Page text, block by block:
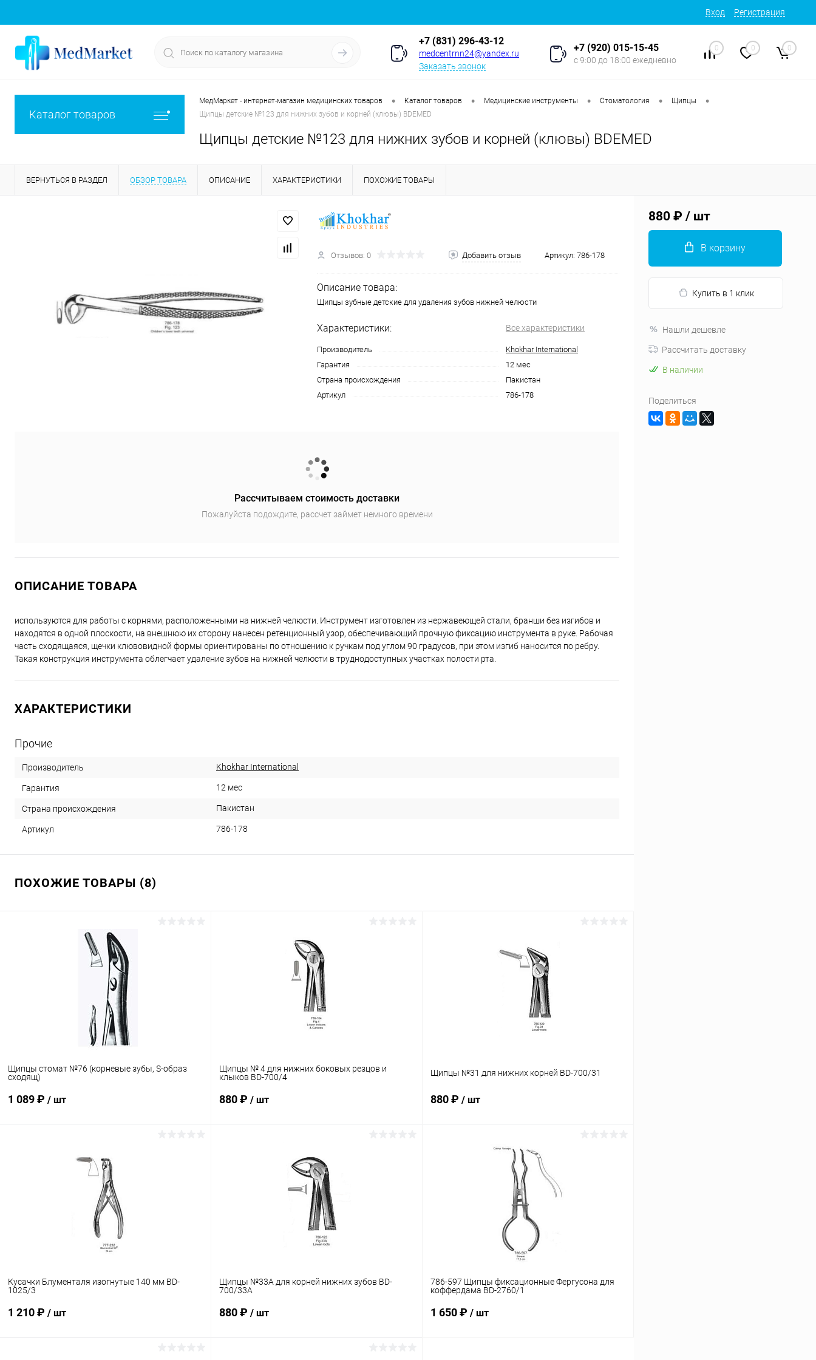
Вход Регистрация
+7 (831) 296-43-12
medcentrnn24@yandex.ru
Заказать звонок
+7 (920) 015-15-45
с 9:00 до 18:00 ежедневно
0 0 0
Каталог товаров
МедМаркет - интернет-магазин медицинских товаров • Каталог товаров • Медицинские инструменты • Стоматология • Щипцы •
Щипцы детские №123 для нижних зубов и корней (клювы) BDEMED
Щипцы детские №123 для нижних зубов и корней (клювы) BDEMED
ВЕРНУТЬСЯ В РАЗДЕЛ ОБЗОР ТОВАРА ОПИСАНИЕ ХАРАКТЕРИСТИКИ ПОХОЖИЕ ТОВАРЫ
Отзывов: 0 Добавить отзыв Артикул: 786-178
Описание товара:
Щипцы зубные детские для удаления зубов нижней челюсти
Характеристики: Все характеристики
Производитель
Khokhar International
Гарантия
12 мес
Страна происхождения
Пакистан
Артикул
786-178
Рассчитываем стоимость доставки
Пожалуйста подождите, рассчет займет немного времени
ОПИСАНИЕ ТОВАРА
используются для работы с корнями, расположенными на нижней челюсти. Инструмент изготовлен из нержавеющей стали, бранши без изгибов и
находятся в одной плоскости, на внешнюю их сторону нанесен ретенционный узор, обеспечивающий прочную фиксацию инструмента в руке. Рабочая
часть сходящаяся, щечки клювовидной формы ориентированы по отношению к ручкам под углом 90 градусов, при этом изгиб наносится по ребру.
Такая конструкция инструмента облегчает удаление зубов на нижней челюсти в труднодоступных участках полости рта.
ХАРАКТЕРИСТИКИ
Прочие
Производитель Khokhar International
Гарантия 12 мес
Страна происхождения Пакистан
Артикул 786-178
ПОХОЖИЕ ТОВАРЫ (8)
Щипцы стомат №76 (корневые зубы, S-образ
сходящ)
1 089 ₽ / шт
Щипцы № 4 для нижних боковых резцов и
клыков BD-700/4
880 ₽ / шт
Щипцы №31 для нижних корней BD-700/31
880 ₽ / шт
В корзину
Сравнение
Кусачки Блументаля изогнутые 140 мм BD-
1025/3
1 210 ₽ / шт
Щипцы №33А для корней нижних зубов BD-
700/33A
880 ₽ / шт
786-597 Щипцы фиксационные Фергусона для
коффердама BD-2760/1
1 650 ₽ / шт
880 ₽ / шт
В корзину
Купить в 1 клик
Нашли дешевле
Рассчитать доставку
В наличии
Поделиться